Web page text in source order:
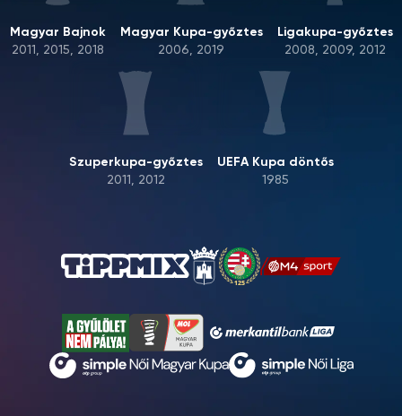
Magyar Bajnok
2011, 2015, 2018
Magyar Kupa-győztes
2006, 2019
Ligakupa-győztes
2008, 2009, 2012
Szuperkupa-győztes
2011, 2012
UEFA Kupa döntős
1985